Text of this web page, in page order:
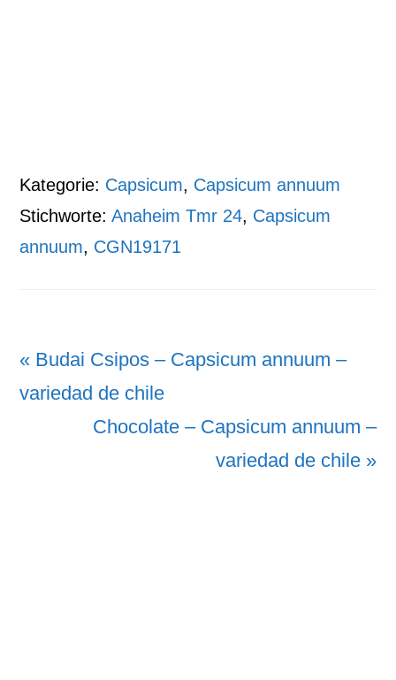
Kategorie: Capsicum, Capsicum annuum
Stichworte:Anaheim Tmr 24, Capsicum
annuum, CGN19171
Vorheriger
Beitrag:
« Budai Csipos – Capsicum annuum –
variedad de chile
Nächster
Chocolate – Capsicum annuum –
variedad de chile »